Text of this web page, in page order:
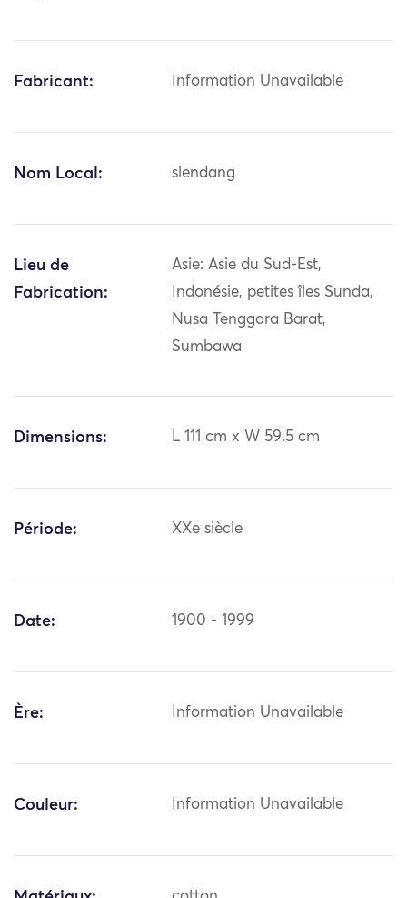
Fabricant: Information Unavailable
Nom Local: slendang
Lieu de
Fabrication:
Asie: Asie du Sud-Est,
Indonésie, petites îles Sunda,
Nusa Tenggara Barat,
Sumbawa
Dimensions: L 111 cm x W 59.5 cm
Période: XXe siècle
Date: 1900 - 1999
Ère: Information Unavailable
Couleur: Information Unavailable